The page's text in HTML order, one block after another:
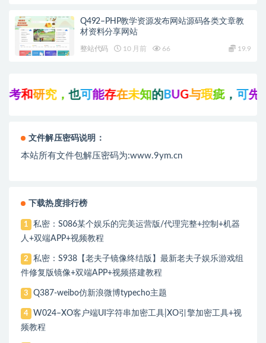
Q492–PHP教学资源发布网站源码各类文章教
材资料分享网站
整站代码 10 月前 66 19.9
和研究，也 可能 存在未知的BU G与瑕疵，可 先 联
文件解压密码说明：
本站所有文件包解压密码为:www.9ym.cn
下载热度排行榜
1
私密：S086某个娱乐的完美运营版/代理完整+控制+机器
人+双端APP+视频教程
2
私密：S938【老夫子镜像终结版】最新老夫子娱乐游戏组
件修复版镜像+双端APP+视频搭建教程
3 Q387-weibo仿新浪微博typecho主题
4
W024–XO客户端UI字符串加密工具|XO引擎加密工具+视
频教程